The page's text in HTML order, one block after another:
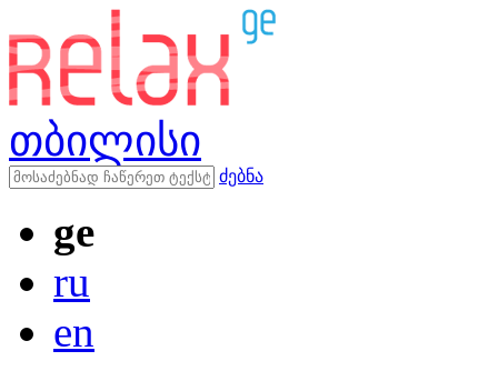
თბილისი
ძებნა
ge
ru
en